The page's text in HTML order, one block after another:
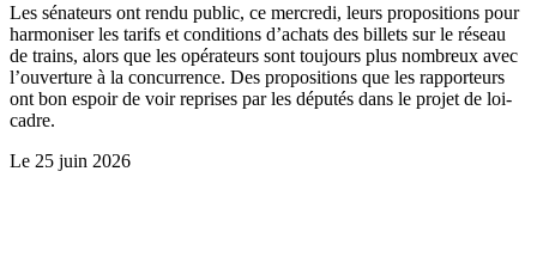
Les sénateurs ont rendu public, ce mercredi, leurs propositions pour
harmoniser les tarifs et conditions d’achats des billets sur le réseau
de trains, alors que les opérateurs sont toujours plus nombreux avec
l’ouverture à la concurrence. Des propositions que les rapporteurs
ont bon espoir de voir reprises par les députés dans le projet de loi-
cadre.
Le 25 juin 2026